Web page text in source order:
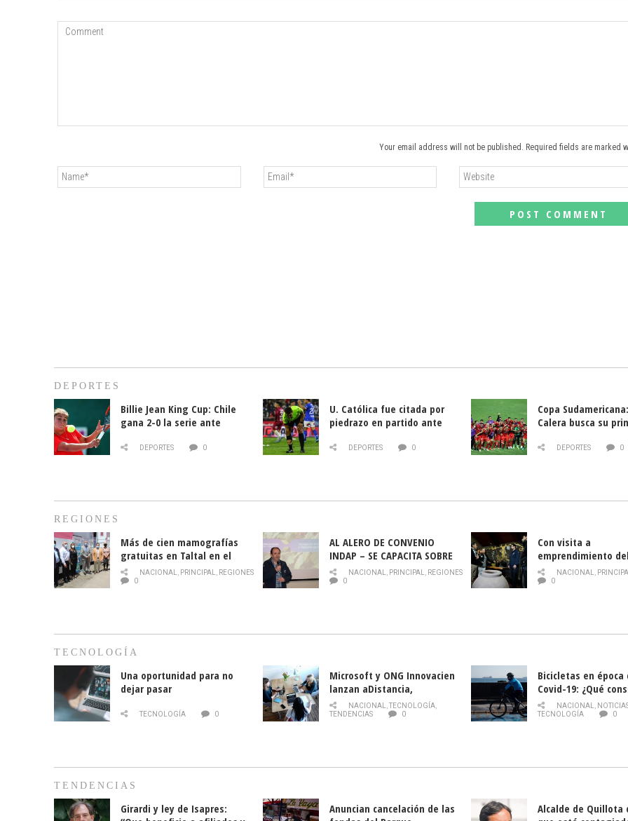
Your email address will not be published. Required fields are marked
DEPORTES
Billie Jean King Cup: Chile
gana 2-0 la serie ante
DEPORTES 0
U. Católica fue citada por
piedrazo en partido ante
DEPORTES 0
Copa
Calera busca su
DEPORTES 0
REGIONES
Más de cien mamografías
gratuitas en Taltal en el
mes de la prevención del
cáncer de mama
NACIONAL, PRINCIPAL, REGIONES
0
AL ALERO DE CONVENIO
INDAP – SE CAPACITA SOBRE
PLAGA DROSOPHILA SUZUKII
NACIONAL, PRINCIPAL, REGIONES
0
Con visita a
emprendimiento
y llamado al
historia campesina
NACIONAL,
0
TECNOLOGÍA
Una oportunidad para no
dejar pasar
TECNOLOGÍA 0
Microsoft y ONG Innovacien
lanzan aDistancia,
plataforma con cursos
gratuitos online sobre
NACIONAL,TECNOLOGÍA,
TENDENCIAS
0
Bicicletas en época
Covid-19: ¿Qué
momento de
NACIONAL,
TECNOLOGÍA
0
TENDENCIAS
Girardi y ley de Isapres:
Anuncian cancelación de las
Alcalde de Quillota